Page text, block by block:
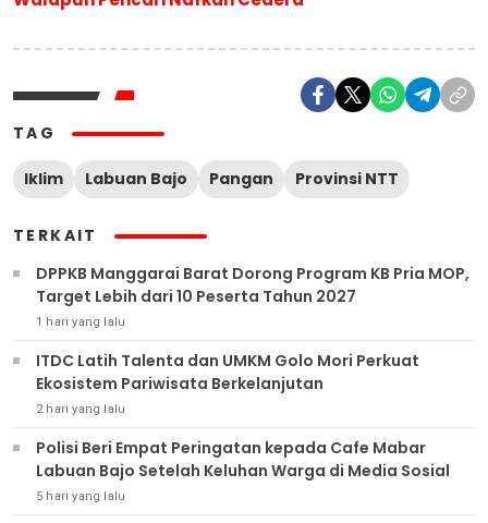
TAG
Iklim Labuan Bajo Pangan Provinsi NTT
TERKAIT
DPPKB Manggarai Barat Dorong Program KB Pria MOP,
Target Lebih dari 10 Peserta Tahun 2027
1 hari yang lalu
ITDC Latih Talenta dan UMKM Golo Mori Perkuat
Ekosistem Pariwisata Berkelanjutan
2 hari yang lalu
Polisi Beri Empat Peringatan kepada Cafe Mabar
Labuan Bajo Setelah Keluhan Warga di Media Sosial
5 hari yang lalu